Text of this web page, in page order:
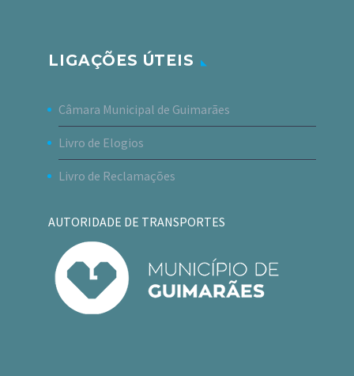
LIGAÇÕES ÚTEIS
Câmara Municipal de Guimarães
Livro de Elogios
Livro de Reclamações
AUTORIDADE DE TRANSPORTES